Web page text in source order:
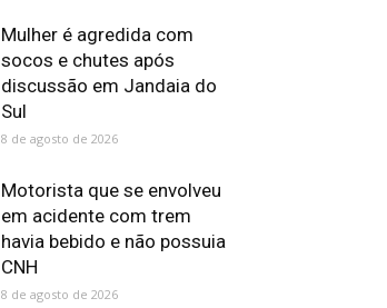
Mulher é agredida com
socos e chutes após
discussão em Jandaia do
Sul
8 de agosto de 2026
Motorista que se envolveu
em acidente com trem
havia bebido e não possuia
CNH
8 de agosto de 2026